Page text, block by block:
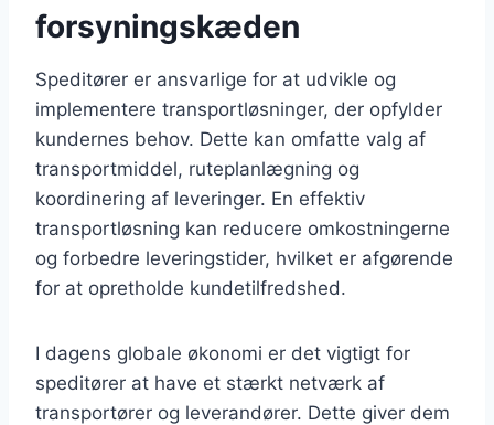
forsyningskæden
Speditører er ansvarlige for at udvikle og
implementere transportløsninger, der opfylder
kundernes behov. Dette kan omfatte valg af
transportmiddel, ruteplanlægning og
koordinering af leveringer. En effektiv
transportløsning kan reducere omkostningerne
og forbedre leveringstider, hvilket er afgørende
for at opretholde kundetilfredshed.
I dagens globale økonomi er det vigtigt for
speditører at have et stærkt netværk af
transportører og leverandører. Dette giver dem